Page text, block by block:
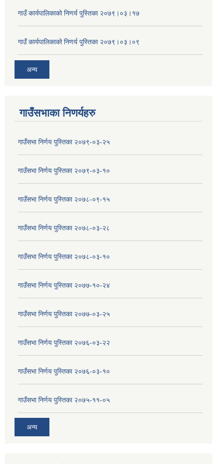
गाउँ कार्यपालिकाको निणर्य पुस्तिका २०७९।०३।१७
गाउँ कार्यपालिकाको निणर्य पुस्तिका २०७९।०३।०९
अन्य
गाउँसभाका निणर्यहरु
गाउँसभा निर्णय पुस्तिका २०७९-०३-२५
गाउँसभा निर्णय पुस्तिका २०७९-०३-१०
गाउँसभा निर्णय पुस्तिका २०७८-०९-१५
गाउँसभा निर्णय पुस्तिका २०७८-०३-२८
गाउँसभा निर्णय पुस्तिका २०७८-०३-१०
गाउँसभा निर्णय पुस्तिका २०७७-१०-२४
गाउँसभा निर्णय पुस्तिका २०७७-०३-२५
गाउँसभा निर्णय पुस्तिका २०७६-०३-२२
गाउँसभा निर्णय पुस्तिका २०७६-०३-१०
गाउँसभा निर्णय पुस्तिका २०७५-११-०५
अन्य